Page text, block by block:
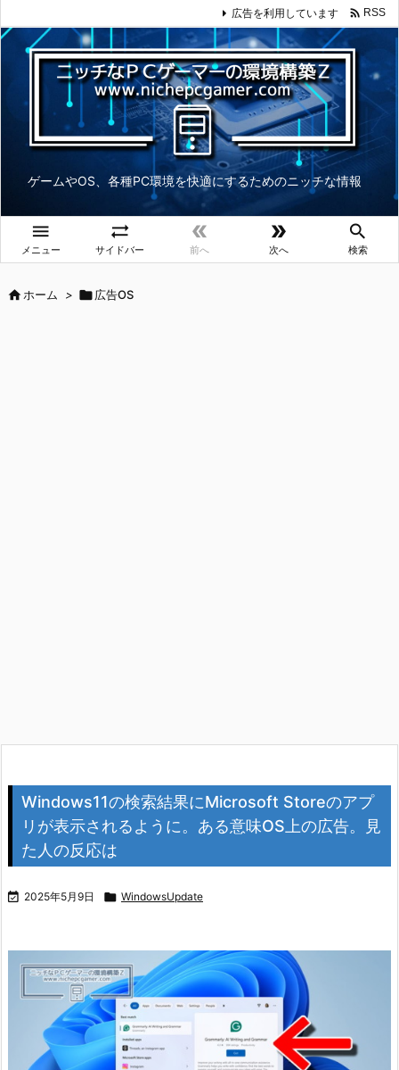
ゲームやOS、各種PC環境を快適にするためのニッチな情報

メニュー

サイドバー

前へ

次へ

検索
広告を利用しています  RSS
ホーム > 広告OS
Windows11の検索結果にMicrosoft Storeのアプ
リが表示されるように。ある意味OS上の広告。見
た人の反応は
 2025年5月9日  WindowsUpdate